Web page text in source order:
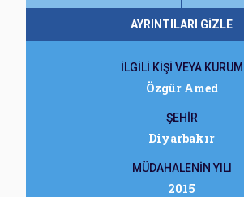
AYRINTILARI GİZLE
İLGİLİ KİŞİ VEYA KURUM
Özgür Amed
ŞEHİR
Diyarbakır
MÜDAHALENİN YILI
2015